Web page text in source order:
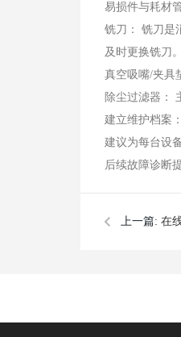
易损件与耗材
铣刀： 铣刀是
及时更换铣刀
真空吸嘴/夹具
除尘过滤器：
建立维护档案：
建议为每台设
后续故障诊断
上一篇: 在